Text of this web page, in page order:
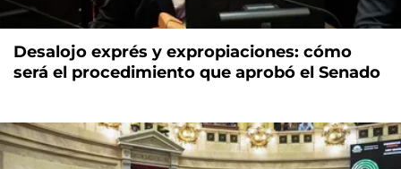
Desalojo exprés y expropiaciones: cómo
será el procedimiento que aprobó el Senado